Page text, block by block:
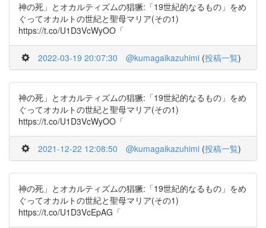
神の死」とオカルティズムの猖獗:「19世紀的なるもの」をめ
ぐってオカルトの世紀と聖母マリア(その1)
https://t.co/U1D3VcWyOO「
2022-03-19 20:07:30 @kumagaikazuhimi (投稿一覧)
神の死」とオカルティズムの猖獗:「19世紀的なるもの」をめ
ぐってオカルトの世紀と聖母マリア(その1)
https://t.co/U1D3VcWyOO「
2021-12-22 12:08:50 @kumagaikazuhimi (投稿一覧)
神の死」とオカルティズムの猖獗:「19世紀的なるもの」をめ
ぐってオカルトの世紀と聖母マリア(その1)
https://t.co/U1D3VcEpAG「